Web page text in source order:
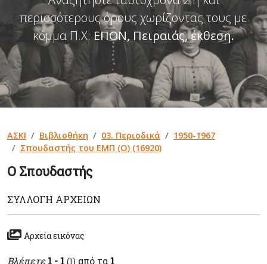
περισσότερους όρους χωρίζοντας τους με
κόμμα Π.Χ: ΕΠΟΝ, Πειραιάς, έκθεση.
ΑΣΚΙ Βιβλιοθήκη 03. Περιοδικά
1950-1967
Σπουδαστής του ΕΜΠ (Ο) (16920)
Ο Σπουδαστής
ΣΥΛΛΟΓΉ ΑΡΧΕΊΩΝ
Αρχεία εικόνας
Βλέπετε 1 - 1 (1) από τα 1